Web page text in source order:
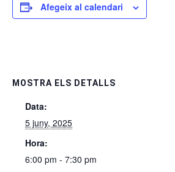
Afegeix al calendari
MOSTRA ELS DETALLS
Data:
5 juny, 2025
Hora:
6:00 pm - 7:30 pm